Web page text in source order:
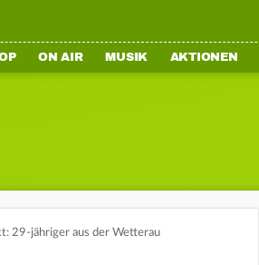
ON AIR MUSIK AKTIONEN
29-jähriger aus der Wetterau